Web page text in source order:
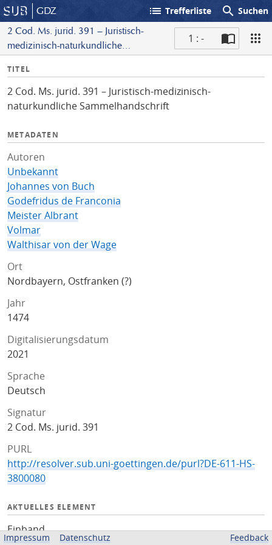
GDZ list Trefferliste search Suchen
2 Cod. Ms. jurid. 391 – Juristisch-
medizinisch-naturkundliche
1 : -
I
f
o
TITEL
2 Cod. Ms. jurid. 391 – Juristisch-medizinisch-
naturkundliche Sammelhandschrift
METADATEN
Autoren
Unbekannt
Johannes von Buch
Godefridus de Franconia
Meister Albrant
Volmar
Walthisar von der Wage
Ort
Nordbayern, Ostfranken (?)
Jahr
1474
Digitalisierungsdatum
2021
Sprache
Deutsch
Signatur
2 Cod. Ms. jurid. 391
PURL
http://resolver.sub.uni-goettingen.de/purl?DE-611-HS-
3800080
AKTUELLES ELEMENT
Einband
Impressum Datenschutz Feedback